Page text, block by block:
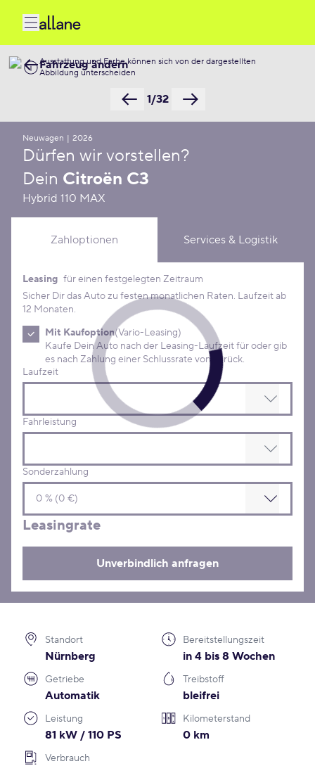
Ausstattung und Farbe können sich von der dargestellten
Abbildung unterscheiden
1/32
Fahrzeug ändern
Neuwagen | 2026
Dürfen wir vorstellen?
Dein Citroën C3
Hybrid 110 MAX
Zahloptionen Services & Logistik
Leasing Konditionen
Leasing für einen festgelegten Zeitraum
Sicher Dir das Auto zu festen monatlichen Raten. Laufzeit ab
12 Monaten.
Mit Kaufoption(Vario-Leasing)
Kaufe Dein Auto nach der Leasing-Laufzeit für oder gib
es nach Zahlung einer Schlussrate von zurück.
Laufzeit
Fahrleistung
Sonderzahlung
Leasingrate
Unverbindlich anfragen
Standort
Nürnberg
Bereitstellungszeit
in 4 bis 8 Wochen
Getriebe
Automatik
Treibstoff
bleifrei
Leistung
81 kW / 110 PS
Kilometerstand
0 km
Verbrauch